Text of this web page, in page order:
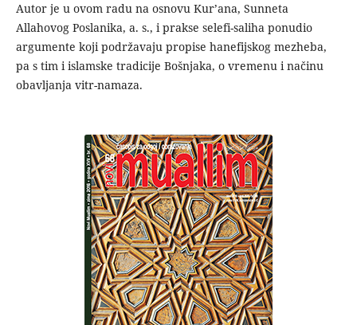
Autor je u ovom radu na osnovu Kur’ana, Sunneta
Allahovog Poslanika, a. s., i prakse selefi-saliha ponudio
argumente koji podržavaju propise hanefijskog mezheba,
pa s tim i islamske tradicije Bošnjaka, o vremenu i načinu
obavljanja vitr-namaza.